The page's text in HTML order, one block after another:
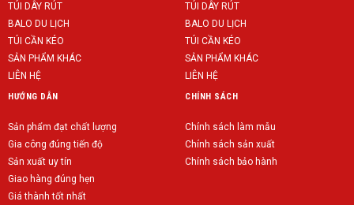
TÚI DÂY RÚT
BALO DU LỊCH
TÚI CẦN KÉO
SẢN PHẨM KHÁC
LIÊN HỆ
TÚI DÂY RÚT
BALO DU LỊCH
TÚI CẦN KÉO
SẢN PHẨM KHÁC
LIÊN HỆ
HƯỚNG DẪN
Sản phẩm đạt chất lượng
Gia công đúng tiến độ
Sản xuất uy tín
Giao hàng đúng hẹn
Giá thành tốt nhất
CHÍNH SÁCH
Chính sách làm mẫu
Chính sách sản xuất
Chính sách bảo hành